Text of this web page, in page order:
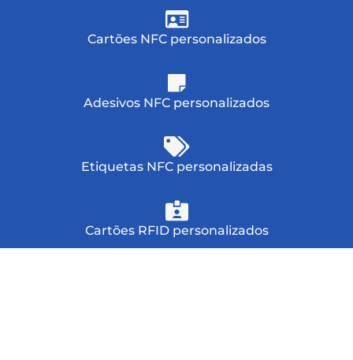
Cartões NFC personalizados
Adesivos NFC personalizados
Etiquetas NFC personalizadas
Cartões RFID personalizados